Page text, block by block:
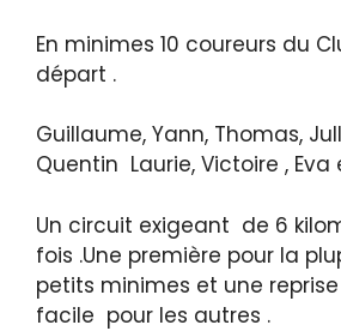
En minimes 10 coureurs du
départ .
Guillaume, Yann, Thomas,
Quentin Laurie, Victoire , Eva
Un circuit exigeant de 6
fois .Une première pour la
petits minimes et une
facile pour les autres .